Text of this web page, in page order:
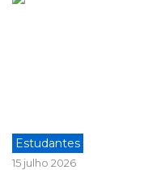
Estudantes
15 julho 2026